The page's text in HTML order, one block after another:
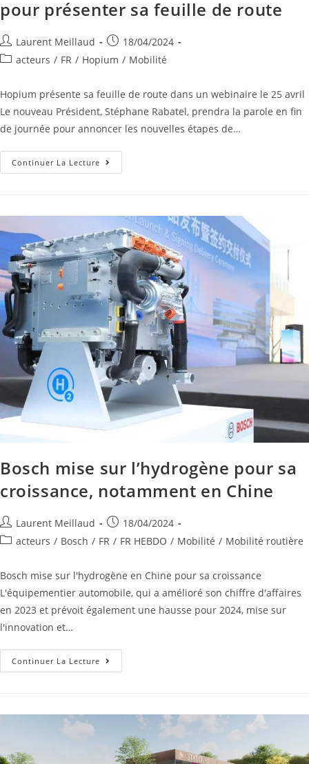
pour présenter sa feuille de route
Laurent Meillaud
18/04/2024
acteurs / FR / Hopium / Mobilité
Hopium présente sa feuille de route dans un webinaire le 25 avril
Le nouveau Président, Stéphane Rabatel, prendra la parole en fin
de journée pour annoncer les nouvelles étapes de…
Continuer La Lecture
Bosch mise sur l’hydrogène pour sa
croissance, notamment en Chine
Laurent Meillaud
18/04/2024
acteurs / Bosch / FR / FR HEBDO / Mobilité / Mobilité routière
Bosch mise sur l'hydrogène en Chine pour sa croissance
L'équipementier automobile, qui a amélioré son chiffre d'affaires
en 2023 et prévoit également une hausse pour 2024, mise sur
l'innovation et…
Continuer La Lecture